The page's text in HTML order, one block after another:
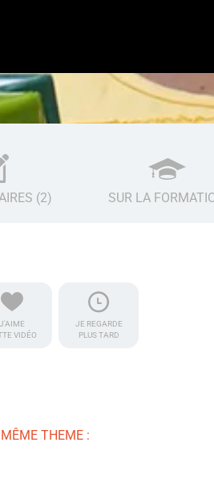
(2) SUR LA
J'AIME
VIDÉO
JE REGARDE
PLUS TARD
THEME :